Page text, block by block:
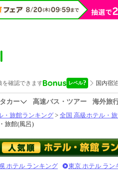
カー 高速バス・ツアー
海外旅
・旅館ランキング > 全国 高級ホテル・
旅館(風呂)
ホテル ランキング 東京 ホテル ラン